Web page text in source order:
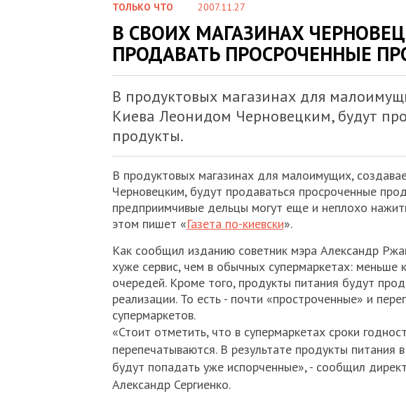
ТОЛЬКО ЧТО 2007.11.27
В СВОИХ МАГАЗИНАХ
ПРОДАВАТЬ ПРОСРОЧЕННЫЕ
В продуктовых магазинах для
Киева Леонидом Черновецким, будут
продукты.
В продуктовых магазинах для малоимущих,
Черновецким, будут продаваться просроченные
предприимчивые дельцы могут еще и неплохо
этом пишет «Газета по-киевски».
Как сообщил изданию советник мэра Александр
хуже сервис, чем в обычных супермаркетах: меньше
очередей. Кроме того, продукты питания будут
реализации. То есть - почти «простроченные» и
супермаркетов.
«Стоит отметить, что в супермаркетах сроки
перепечатываются. В результате продукты питания
будут попадать уже испорченные», - сообщил
Александр Сергиенко.